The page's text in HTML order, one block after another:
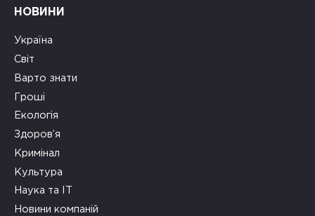
НОВИНИ
Україна
Світ
Варто знати
Гроші
Екологія
Здоров’я
Кримінал
Культура
Наука та ІТ
Новини компаній